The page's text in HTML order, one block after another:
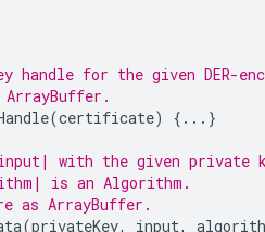
handle for the given DER-
(certificate) {...}
with the given
is an Algorithm.
as ArrayBuffer.
(privateKey, input,